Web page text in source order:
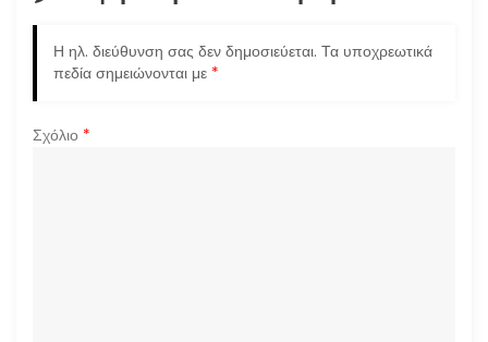
ρ
θ
Η ηλ. διεύθυνση σας δεν δημοσιεύεται. Τα υποχρεωτικά
πεδία σημειώνονται με *
Σχόλιο *